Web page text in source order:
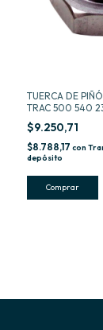
TUERCA DE
TRAC 500 540
$9.250,71
$8.788,17 con
depósito